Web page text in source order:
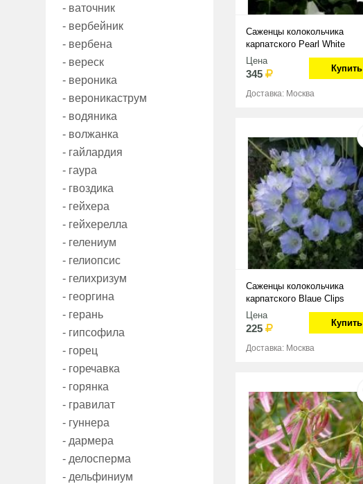
- ваточник
- вербейник
- вербена
- вереск
- вероника
- вероникаструм
- водяника
- волжанка
- гайлардия
- гаура
- гвоздика
- гейхера
- гейхерелла
- гелениум
- гелиопсис
- гелихризум
- георгина
- герань
- гипсофила
- горец
- горечавка
- горянка
- гравилат
- гуннера
- дармера
- делосперма
- дельфиниум
Саженцы колокольчика
карпатского Pearl White
Цена
345 Купить
Доставка: Москва
Саженцы колокольчика
карпатского Blaue Clips
Цена
225 Купить
Доставка: Москва